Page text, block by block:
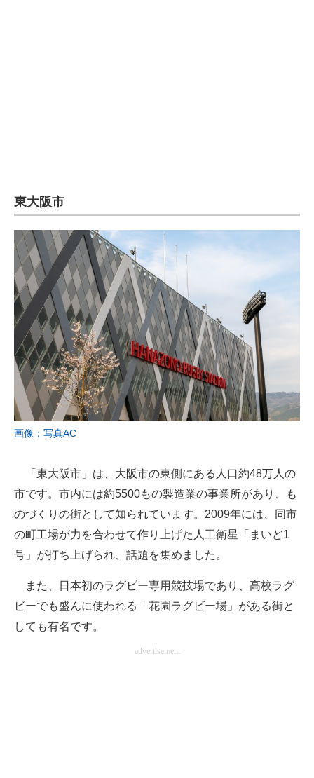
東大阪市
画像：写真AC
「東大阪市」は、大阪市の東側にある人口約48万人の
市です。市内には約5500もの製造業の事業所があり、も
のづくりの街として知られています。2009年には、同市
の町工場が力を合わせて作り上げた人工衛星「まいど1
号」が打ち上げられ、話題を集めました。
また、日本初のラグビー専用競技場であり、高校ラグ
ビーでも盛んに使われる「花園ラグビー場」がある街と
しても有名です。
advertisement